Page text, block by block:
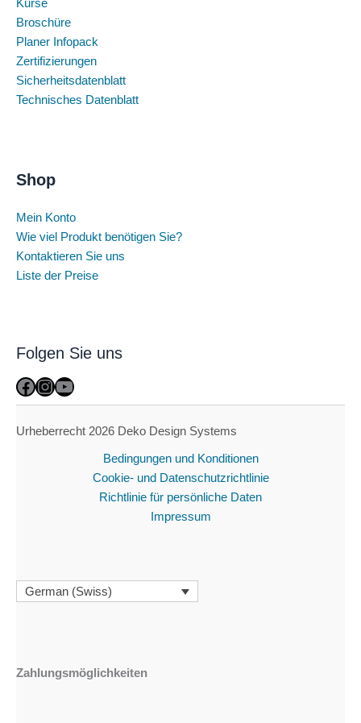
Kurse
Broschüre
Planer Infopack
Zertifizierungen
Sicherheitsdatenblatt
Technisches Datenblatt
Shop
Mein Konto
Wie viel Produkt benötigen Sie?
Kontaktieren Sie uns
Liste der Preise
Folgen Sie uns
Facebook
Instagram
YouTube
Urheberrecht 2026 Deko Design Systems
Bedingungen und Konditionen
Cookie- und Datenschutzrichtlinie
Richtlinie für persönliche Daten
Impressum
German (Swiss)
Zahlungsmöglichkeiten